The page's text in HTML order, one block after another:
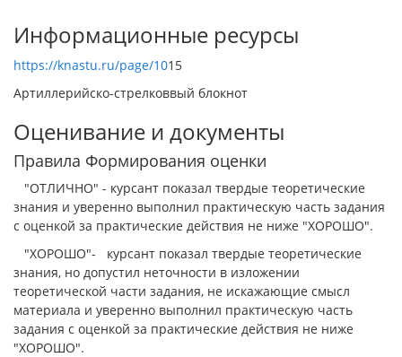
Информационные ресурсы
https://knastu.ru/page/1015
Артиллерийско-стрелковвый блокнот
Оценивание и документы
Правила Формирования оценки
"ОТЛИЧНО" - курсант показал твердые теоретические
знания и уверенно выполнил практическую часть задания
с оценкой за практические действия не ниже "ХОРОШО".
"ХОРОШО"- курсант показал твердые теоретические
знания, но допустил неточности в изложении
теоретической части задания, не искажающие смысл
материала и уверенно выполнил практическую часть
задания с оценкой за практические действия не ниже
"ХОРОШО".